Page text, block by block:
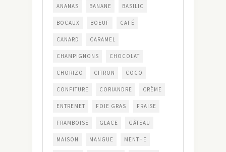
ANANAS BANANE BASILIC
BOCAUX BOEUF CAFÉ
CANARD CARAMEL
CHAMPIGNONS CHOCOLAT
CHORIZO CITRON COCO
CONFITURE CORIANDRE CRÈME
ENTREMET FOIE GRAS FRAISE
FRAMBOISE GLACE GÂTEAU
MAISON MANGUE MENTHE